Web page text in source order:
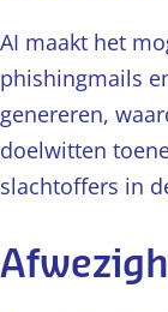
AI maakt het
phishingmails
genereren,
doelwitten
slachtoffers in